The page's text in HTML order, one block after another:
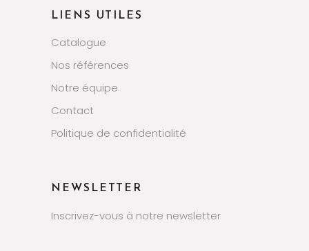
LIENS UTILES
Catalogue
Nos références
Notre équipe
Contact
Politique de confidentialité
NEWSLETTER
Inscrivez-vous à notre newsletter